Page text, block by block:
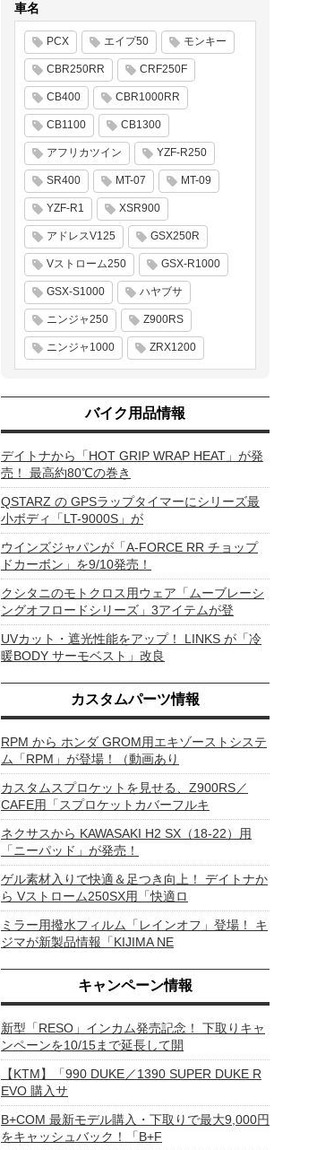
車名
PCX エイプ50 モンキー
CBR250RR CRF250F
CB400 CBR1000RR
CB1100 CB1300
アフリカツイン YZF-R250
SR400 MT-07 MT-09
YZF-R1 XSR900
アドレスV125 GSX250R
Vストローム250 GSX-R1000
GSX-S1000 ハヤブサ
ニンジャ250 Z900RS
ニンジャ1000 ZRX1200
バイク用品情報
デイトナから「HOT GRIP WRAP HEAT」が発
売！ 最高約80℃の巻き
QSTARZ の GPSラップタイマーにシリーズ最
小ボディ「LT-9000S」が
ウインズジャパンが「A-FORCE RR チョップ
ドカーボン」を9/10発売！
クシタニのモトクロス用ウェア「ムーブレーシ
ングオフロードシリーズ」3アイテムが登
UVカット・遮光性能をアップ！ LINKS が「冷
暖BODY サーモベスト」改良
カスタムパーツ情報
RPM から ホンダ GROM用エキゾーストシステ
ム「RPM」が登場！（動画あり
カスタムスプロケットを見せる、Z900RS／
CAFE用「スプロケットカバーフルキ
ネクサスから KAWASAKI H2 SX（18-22）用
「ニーパッド」が発売！
ゲル素材入りで快適＆足つき向上！ デイトナか
ら Vストローム250SX用「快適ロ
ミラー用撥水フィルム「レインオフ」登場！ キ
ジマが新製品情報「KIJIMA NE
キャンペーン情報
新型「RESO」インカム発売記念！ 下取りキャ
ンペーンを10/15まで延長して開
【KTM】「990 DUKE／1390 SUPER DUKE R
EVO 購入サ
B+COM 最新モデル購入・下取りで最大9,000円
をキャッシュバック！「B+F